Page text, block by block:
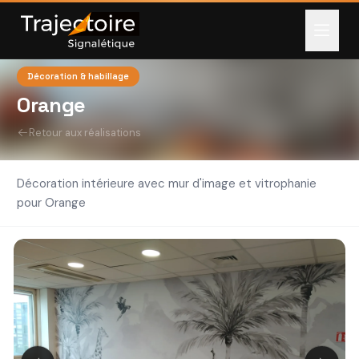
Décoration & habillage
Orange
Retour aux réalisations
Décoration intérieure avec mur d'image et vitrophanie
pour Orange